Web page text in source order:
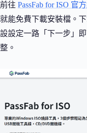
前往 PassFab for ISO 官
就能免費下載安裝檔。
設設定一路「下一步」
整。